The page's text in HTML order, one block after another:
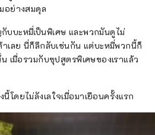
อย่างสมดุล
บบะหมี่เป็นพิเศษ และพวกมันดูไม่
าเลย นี่ก็ลึกลับเช่นกัน แต่บะหมี่พวกนี้ก็
เมื่อรวมกับซุปสูตรพิเศษของเราแล้ว
ดยไม่ลังเลใจเมื่อมาเยือนครั้งแรก